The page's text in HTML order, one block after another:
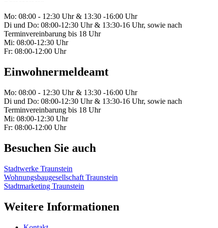
Mo: 08:00 - 12:30 Uhr & 13:30 -16:00 Uhr
Di und Do: 08:00-12:30 Uhr & 13:30-16 Uhr, sowie nach
Terminvereinbarung bis 18 Uhr
Mi: 08:00-12:30 Uhr
Fr: 08:00-12:00 Uhr
Einwohnermeldeamt
Mo: 08:00 - 12:30 Uhr & 13:30 -16:00 Uhr
Di und Do: 08:00-12:30 Uhr & 13:30-16 Uhr, sowie nach
Terminvereinbarung bis 18 Uhr
Mi: 08:00-12:30 Uhr
Fr: 08:00-12:00 Uhr
Besuchen Sie auch
Stadtwerke Traunstein
Wohnungsbaugesellschaft Traunstein
Stadtmarketing Traunstein
Weitere Informationen